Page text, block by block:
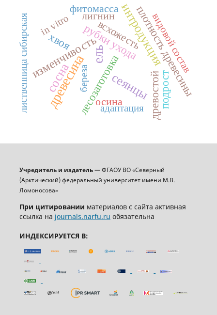
древесина ель интродукция
сеянцы
сосна
изменчивость
древостой
плотность древесины
рубки ухода
хвоя
лесозаготовка подрост
осина
всхожесть
лигнин
фитомасса
адаптация
in vitro
береза
лиственница сибирская видовой состав
Учредитель и издатель— ФГАОУ ВО «Северный
(Арктический) федеральный университет имени М.В.
Ломоносова»
При цитировании материалов с сайта активная
ссылка на journals.narfu.ru обязательна
ИНДЕКСИРУЕТСЯ В: